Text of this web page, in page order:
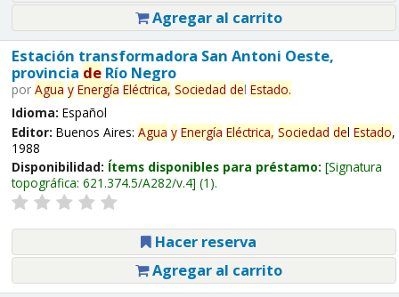
Agregar al carrito
Estación transformadora San Antoni Oeste,
provincia deRío Negro
por Agua y Energía Eléctrica, Sociedad del Estado.
Idioma: Español
Editor: Buenos Aires: Agua y Energía Eléctrica, Sociedad del Estado,
1988
Disponibilidad: Ítems disponibles para préstamo: Signatura
topográfica: 621.374.5/A282/v.4 (1).
Hacer reserva
Agregar al carrito